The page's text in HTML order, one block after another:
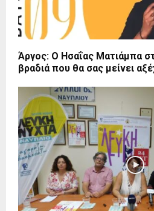
Άργος: Ο Ησαΐας Ματιάμπα
βραδιά που θα σας μείνει